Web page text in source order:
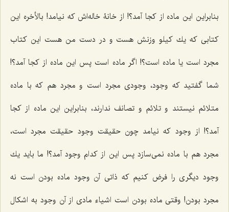
بنابراین این ماده از كجا آمد؟! از خانۀ خاله‌اش كه نیامد! بالأخره این
كتابى كه یك كیلو وزنش هست و در دست من هست این كتاب
مجرد است یا ماده است؟! اگر ماده است پس این ماده از كجا آمد؟!
شما گفتید که وجود، وجودی مجرد است و مجرد هم كه با ماده
متلائم نیستند و تلائم و تصانف ندارند، بنابراین این ماده از كجا
آمد؟! از وجود كه نیامد چون حقیقت وجود حقیقت مجرد است،
مجرد هم با ماده نمى‌سازد پس این از كدام وجود آمد؟! ما باید یك
وجود دیگرى را فرض كنیم كه ذاتی آن وجود ماده بودن است نه
مجرد بودن! وقتى ماده بودن است اشیاء مادى از آن وجود به اشكال